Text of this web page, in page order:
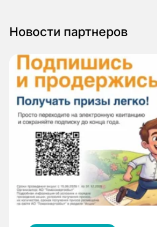
Новости партнеров